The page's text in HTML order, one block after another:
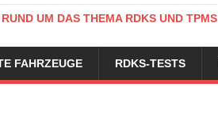
UM DAS THEMA RDKS UND TPMS
FAHRZEUGE RDKS-TESTS